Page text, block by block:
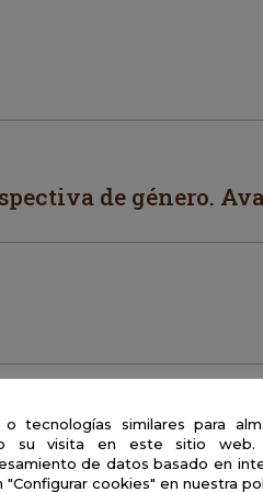
de género.
el pasado
tecnologías similares para
su visita en este sitio web.
de datos basado en
cookies" en nuestra